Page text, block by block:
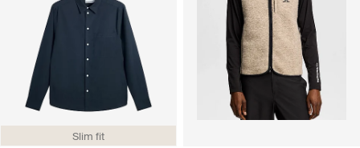
Slim fit